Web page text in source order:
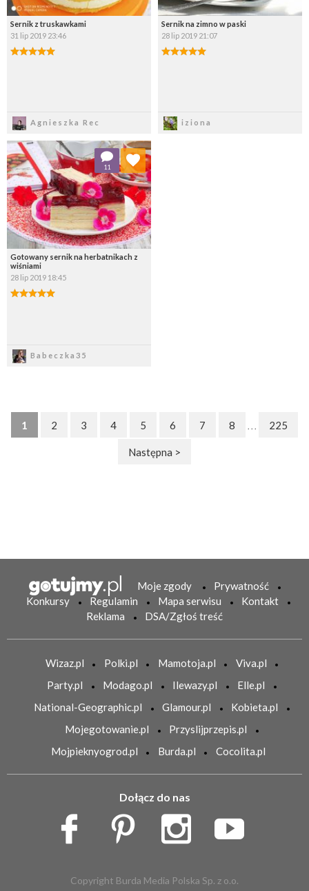
Sernik z truskawkami
31 lip 2019 23:46
Agnieszka Rec
Sernik na zimno w paski
28 lip 2019 21:07
iziona
Gotowany sernik na herbatnikach z
wiśniami
28 lip 2019 18:45
Babeczka35
11
Dodaj do ulubionych
Wybierz listę:
1 2 3 4 5 6 7 8 225
Następna >
Moje zgody
Prywatność
Konkursy
Regulamin Mapa serwisu
Kontakt
Reklama
DSA/Zgłoś treść
Wizaz.pl Polki.pl Mamotoja.pl
Viva.pl
Party.pl
Modago.pl Ilewazy.pl
Elle.pl
National-Geographic.pl
Glamour.pl
Kobieta.pl
Mojegotowanie.pl
Przyslijprzepis.pl
Mojpieknyogrod.pl
Burda.pl Cocolita.pl
Dołącz do nas
Copyright Burda Media Polska Sp. z o.o.